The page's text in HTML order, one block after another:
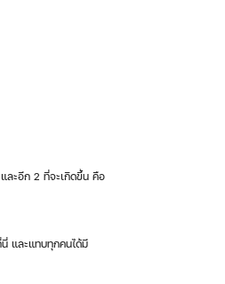
และแทบทุกคนได้มี